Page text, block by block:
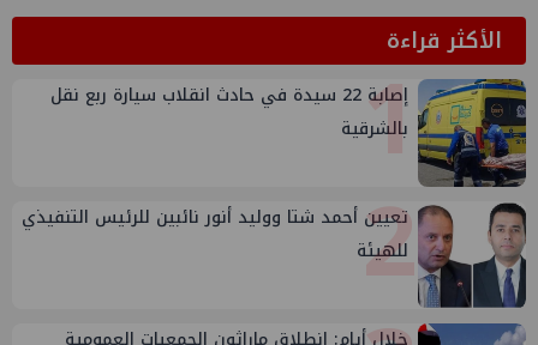
الأكثر قراءة1
إصابة 22 سيدة في حادث انقلاب سيارة ربع نقل
بالشرقية
2
تعيين أحمد شتا ووليد أنور نائبين للرئيس التنفيذي
للهيئة